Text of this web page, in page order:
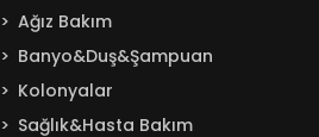
Ağız Bakım
Banyo&Duş&Şampuan
Kolonyalar
Sağlık&Hasta Bakım